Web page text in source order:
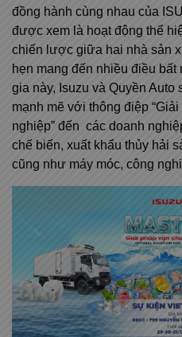
đồng hành cùng nhau của
được xem là hoạt động thể
chiến lược giữa hai nhà sản
hẹn mang đến nhiều điều
gia này, Isuzu và Quyền Auto
mạnh mẽ với thông điệp
nghiệp” đến các doanh
chế biến, xuất khẩu thủy hải
cũng như máy móc, công